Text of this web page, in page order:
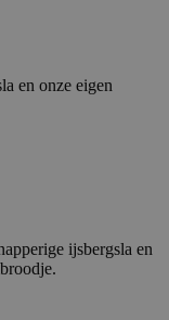
en onze eigen
ijsbergsla en